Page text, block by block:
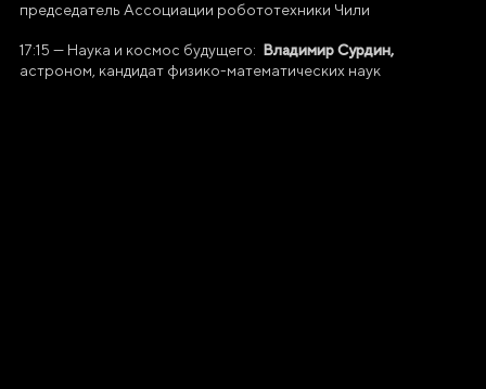
председатель Ассоциации робототехники Чили
17:15 — Наука и космос будущего: Владимир Сурдин,
астроном, кандидат физико-математических наук